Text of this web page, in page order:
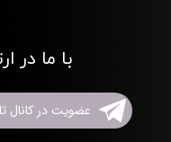
با ما در
عضویت در کانال